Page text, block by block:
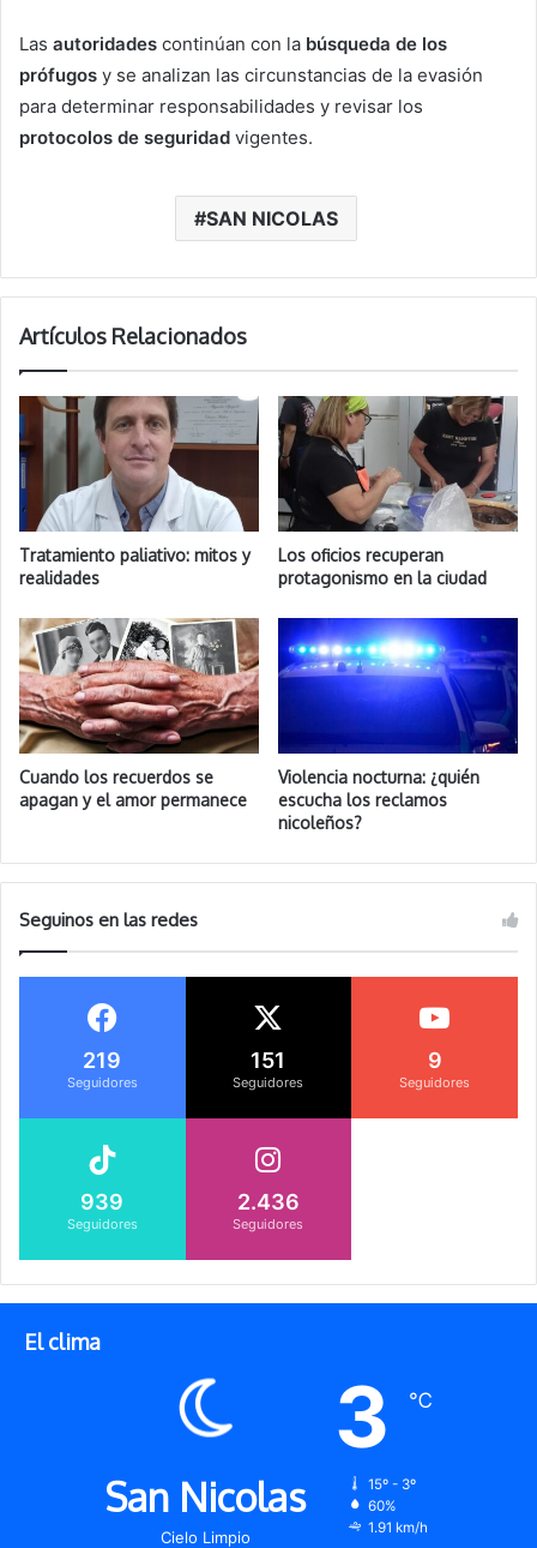
Las autoridades continúan con la búsqueda de los
prófugos y se analizan las circunstancias de la evasión
para determinar responsabilidades y revisar los
protocolos de seguridad vigentes.
SAN NICOLAS
Artículos Relacionados
Tratamiento paliativo: mitos y
realidades
Los oficios recuperan
protagonismo en la ciudad
Cuando los recuerdos se
apagan y el amor permanece
Violencia nocturna: ¿quién
escucha los reclamos
nicoleños?
Seguinos en las redes
219
Seguidores
151
Seguidores
9
Seguidores
939
Seguidores
2.436
Seguidores
El clima
San Nicolas
Cielo Limpio
3 ℃
15º - 3º
60%
1.91 km/h